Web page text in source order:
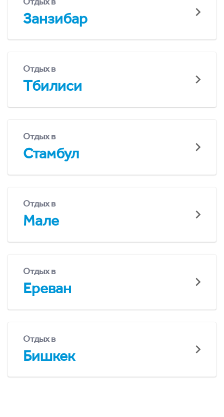
Занзибар
Отдых в
Тбилиси
Отдых в
Стамбул
Отдых в
Мале
Отдых в
Ереван
Отдых в
Бишкек